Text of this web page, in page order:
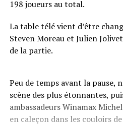
198 joueurs au total.
La table télé vient d’être
Steven Moreau et Julien
de la partie.
Peu de temps avant la pause,
scène des plus étonnantes,
ambassadeurs Winamax
en caleçon dans les couloirs